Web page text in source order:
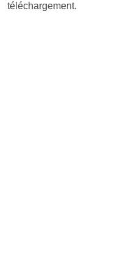
téléchargement.